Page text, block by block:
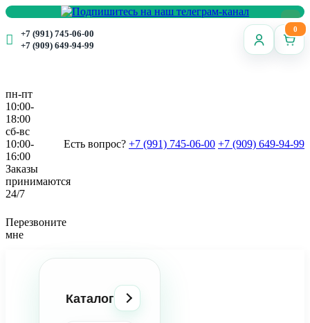
+7 (991) 745-06-00
+7 (909) 649-94-99
0
пн-пт
10:00-
18:00
сб-вс
10:00-
16:00
Заказы
принимаются
24/7
Есть вопрос? +7 (991) 745-06-00 +7 (909) 649-94-99
Перезвоните
мне
Каталог